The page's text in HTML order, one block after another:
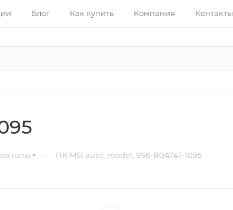
Блог Как купить Компания Контакты
— ПК MSI auto_model, 9S6-B0A741-1095